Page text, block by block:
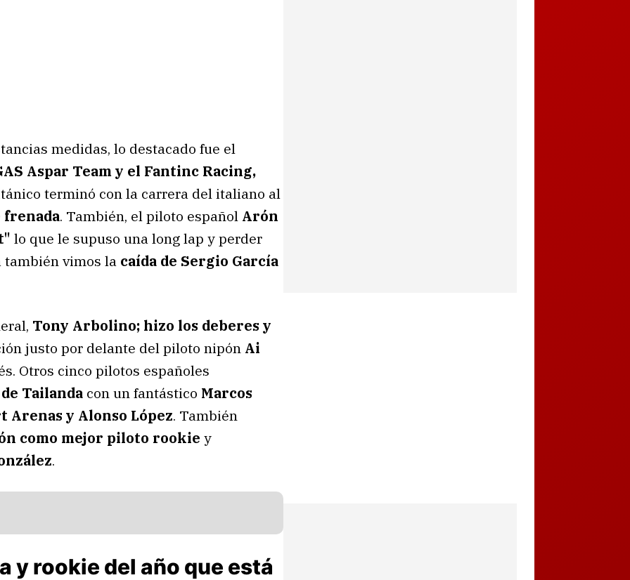
medidas, lo destacado fue el
Aspar Team y el Fantinc Racing,
terminó con la carrera del italiano al
frenada. También, el piloto español Arón
lo que le supuso una long lap y perder
vimos la caída de Sergio García
Tony Arbolino; hizo los deberes y
justo por delante del piloto nipón Ai
Otros cinco pilotos españoles
Tailanda con un fantástico Marcos
Arenas y Alonso López. También
como mejor piloto rookie y
.
y rookie del año que está